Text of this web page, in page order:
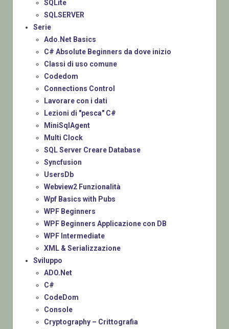
SQLite
SQLSERVER
Serie
Ado.Net Basics
C# Absolute Beginners da dove inizio
Classi di uso comune
Codedom
Connections Control
Lavorare con i dati
Lezioni di "pesca" C#
MiniSqlAgent
Multi Clock
SQL Server Creare Database
Syncfusion
UsersDb
Webview2 Funzionalità
Wpf Basics with Pubs
WPF Beginners
WPF Beginners Applicazione con DB
WPF Intermediate
XML & Serializzazione
Sviluppo
ADO.Net
C#
CodeDom
Console
Cryptography – Crittografia